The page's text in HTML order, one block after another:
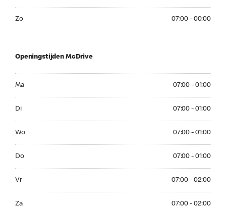
Zo 07:00 - 00:00
Openingstijden McDrive
Ma 07:00 - 01:00
Di 07:00 - 01:00
Wo 07:00 - 01:00
Do 07:00 - 01:00
Vr 07:00 - 02:00
Za 07:00 - 02:00